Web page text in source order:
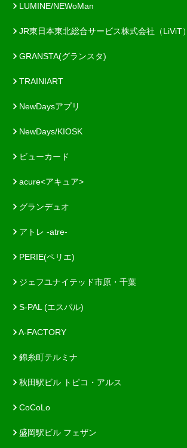
LUMINE/NEWoMan
JR東日本東北総合サービス株式会社（LiViT）
GRANSTA(グランスタ)
TRAINIART
NewDaysアプリ
NewDays/KIOSK
ビューカード
acure<アキュア>
グランデュオ
アトレ -atre-
PERIE(ペリエ)
ジェフユナイテッド市原・千葉
S-PAL (エスパル)
A-FACTORY
錦糸町テルミナ
秋田駅ビル トピコ・アルス
CoCoLo
盛岡駅ビル フェザン